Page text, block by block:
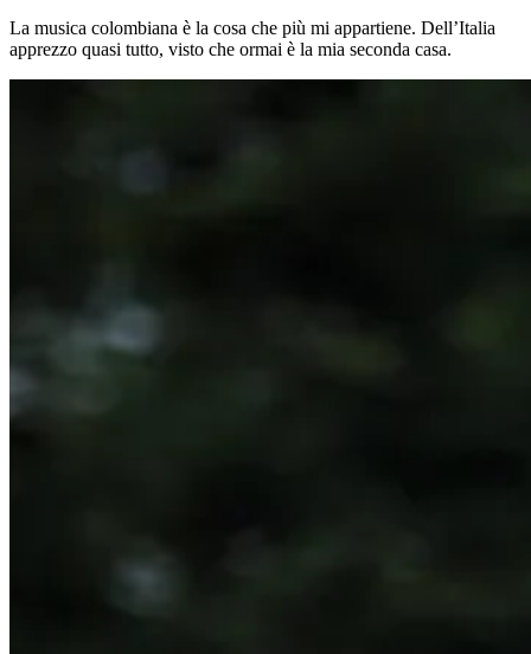
La musica colombiana è la cosa che più mi appartiene. Dell’Italia
apprezzo quasi tutto, visto che ormai è la mia seconda casa.